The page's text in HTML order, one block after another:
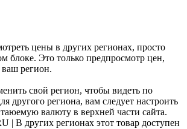
цены в других регионах, просто
блоке. Это только предпросмотр цен,
регион.
свой регион, чтобы видеть по
другого региона, вам следует настроить
валюту в верхней части сайта.
| В других регионах этот товар доступен